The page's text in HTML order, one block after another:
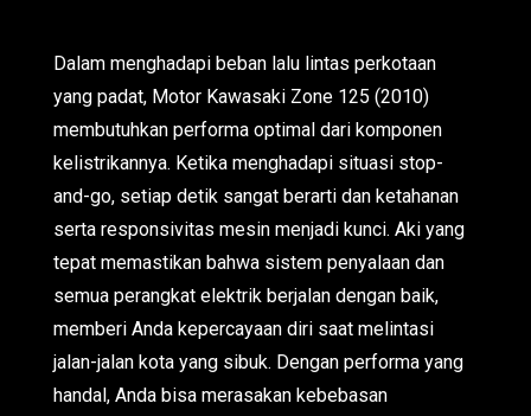
Dalam menghadapi beban lalu lintas perkotaan
yang padat, Motor Kawasaki Zone 125 (2010)
membutuhkan performa optimal dari komponen
kelistrikannya. Ketika menghadapi situasi stop-
and-go, setiap detik sangat berarti dan ketahanan
serta responsivitas mesin menjadi kunci. Aki yang
tepat memastikan bahwa sistem penyalaan dan
semua perangkat elektrik berjalan dengan baik,
memberi Anda kepercayaan diri saat melintasi
jalan-jalan kota yang sibuk. Dengan performa yang
handal, Anda bisa merasakan kebebasan